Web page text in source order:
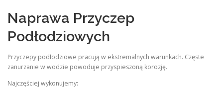
Naprawa Przyczep
Podłodziowych
Przyczepy podłodziowe pracują w ekstremalnych warunkach. Częste
zanurzanie w wodzie powoduje przyspieszoną korozję.
Najczęściej wykonujemy: